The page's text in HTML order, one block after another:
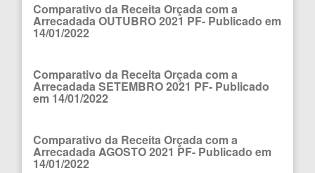
Comparativo da Receita Orçada com a
Arrecadada OUTUBRO 2021 PF- Publicado em
14/01/2022
Comparativo da Receita Orçada com a
Arrecadada SETEMBRO 2021 PF- Publicado
em 14/01/2022
Comparativo da Receita Orçada com a
Arrecadada AGOSTO 2021 PF- Publicado em
14/01/2022